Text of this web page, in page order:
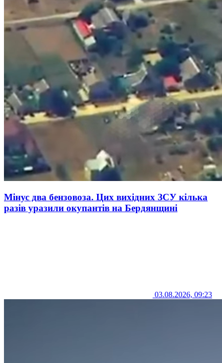
Мінус два бензовоза. Цих вихідних ЗСУ кілька
разів уразили окупантів на Бердянщині
03.08.2026, 09:23